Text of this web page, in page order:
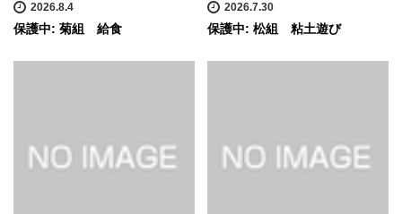
2026.8.4
保護中: 菊組 給食
2026.7.30
保護中: 松組 粘土遊び